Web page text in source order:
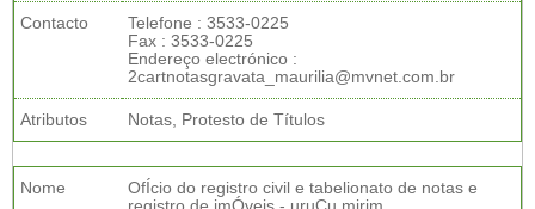
Contacto
Telefone : 3533-0225
Fax : 3533-0225
Endereço electrónico :
2cartnotasgravata_maurilia@mvnet.com.br
Atributos Notas, Protesto de Títulos
Nome
OfÍcio do registro civil e tabelionato de notas e